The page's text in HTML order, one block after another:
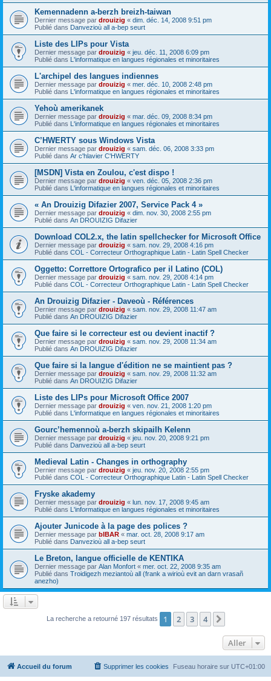
Kemennadenn a-berzh breizh-taiwan
Dernier message par drouizig « dim. déc. 14, 2008 9:51 pm
Publié dans Danvezioù all a-bep seurt
Liste des LIPs pour Vista
Dernier message par drouizig « jeu. déc. 11, 2008 6:09 pm
Publié dans L'informatique en langues régionales et minoritaires
L'archipel des langues indiennes
Dernier message par drouizig « mer. déc. 10, 2008 2:48 pm
Publié dans L'informatique en langues régionales et minoritaires
Yehoù amerikanek
Dernier message par drouizig « mar. déc. 09, 2008 8:34 pm
Publié dans L'informatique en langues régionales et minoritaires
C’HWERTY sous Windows Vista
Dernier message par drouizig « sam. déc. 06, 2008 3:33 pm
Publié dans Ar c'hlavier C'HWERTY
[MSDN] Vista en Zoulou, c'est dispo !
Dernier message par drouizig « ven. déc. 05, 2008 2:36 pm
Publié dans L'informatique en langues régionales et minoritaires
« An Drouizig Difazier 2007, Service Pack 4 »
Dernier message par drouizig « dim. nov. 30, 2008 2:55 pm
Publié dans An DROUIZIG Difazier
Download COL2.x, the latin spellchecker for Microsoft Office
Dernier message par drouizig « sam. nov. 29, 2008 4:16 pm
Publié dans COL - Correcteur Orthographique Latin - Latin Spell Checker
Oggetto: Correttore Ortografico per il Latino (COL)
Dernier message par drouizig « sam. nov. 29, 2008 4:14 pm
Publié dans COL - Correcteur Orthographique Latin - Latin Spell Checker
An Drouizig Difazier - Daveoù - Références
Dernier message par drouizig « sam. nov. 29, 2008 11:47 am
Publié dans An DROUIZIG Difazier
Que faire si le correcteur est ou devient inactif ?
Dernier message par drouizig « sam. nov. 29, 2008 11:34 am
Publié dans An DROUIZIG Difazier
Que faire si la langue d'édition ne se maintient pas ?
Dernier message par drouizig « sam. nov. 29, 2008 11:32 am
Publié dans An DROUIZIG Difazier
Liste des LIPs pour Microsoft Office 2007
Dernier message par drouizig « ven. nov. 21, 2008 1:20 pm
Publié dans L'informatique en langues régionales et minoritaires
Gourc’hemennoù a-berzh skipailh Kelenn
Dernier message par drouizig « jeu. nov. 20, 2008 9:21 pm
Publié dans Danvezioù all a-bep seurt
Medieval Latin - Changes in orthography
Dernier message par drouizig « jeu. nov. 20, 2008 2:55 pm
Publié dans COL - Correcteur Orthographique Latin - Latin Spell Checker
Fryske akademy
Dernier message par drouizig « lun. nov. 17, 2008 9:45 am
Publié dans L'informatique en langues régionales et minoritaires
Ajouter Junicode à la page des polices ?
Dernier message par bIBAR « mar. oct. 28, 2008 9:17 am
Publié dans Danvezioù all a-bep seurt
Le Breton, langue officielle de KENTIKA
Dernier message par Alan Monfort « mer. oct. 22, 2008 9:35 am
Publié dans Troidigezh meziantoù all (frank a wirioù evit an darn vrasañ
anezho)
La recherche a retourné 197 résultats 1 2 3 4
Aller
Accueil du forum Fuseau horaire sur UTC+01:00
Supprimer les cookies